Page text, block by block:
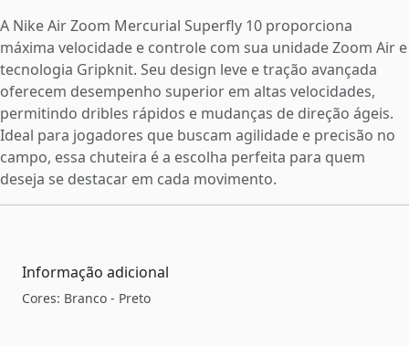
A Nike Air Zoom Mercurial Superfly 10 proporciona
máxima velocidade e controle com sua unidade Zoom Air e
tecnologia Gripknit. Seu design leve e tração avançada
oferecem desempenho superior em altas velocidades,
permitindo dribles rápidos e mudanças de direção ágeis.
Ideal para jogadores que buscam agilidade e precisão no
campo, essa chuteira é a escolha perfeita para quem
deseja se destacar em cada movimento.
Informação adicional
Cores: Branco - Preto